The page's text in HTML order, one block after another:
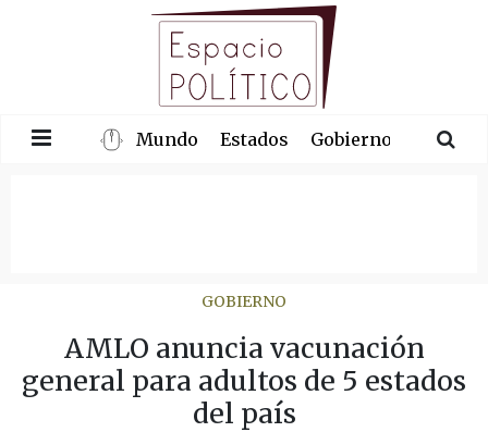
Mundo Estados Gobierno
GOBIERNO
AMLO anuncia vacunación
general para adultos de 5 estados
del país